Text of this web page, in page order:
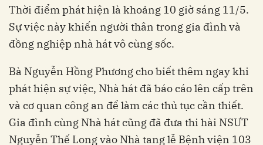
Thời điểm phát hiện là khoảng 10 giờ sáng 11/5.
Sự việc này khiến người thân trong gia đình và
đồng nghiệp nhà hát vô cùng sốc.
Bà Nguyễn Hồng Phương cho biết thêm ngay khi
phát hiện sự việc, Nhà hát đã báo cáo lên cấp trên
và cơ quan công an để làm các thủ tục cần thiết.
Gia đình cùng Nhà hát cũng đã đưa thi hài NSƯT
Nguyễn Thế Long vào Nhà tang lễ Bệnh viện 103